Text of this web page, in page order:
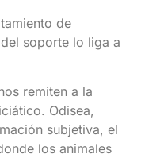
de
soporte lo liga a
remiten a la
Odisea,
subjetiva, el
los animales